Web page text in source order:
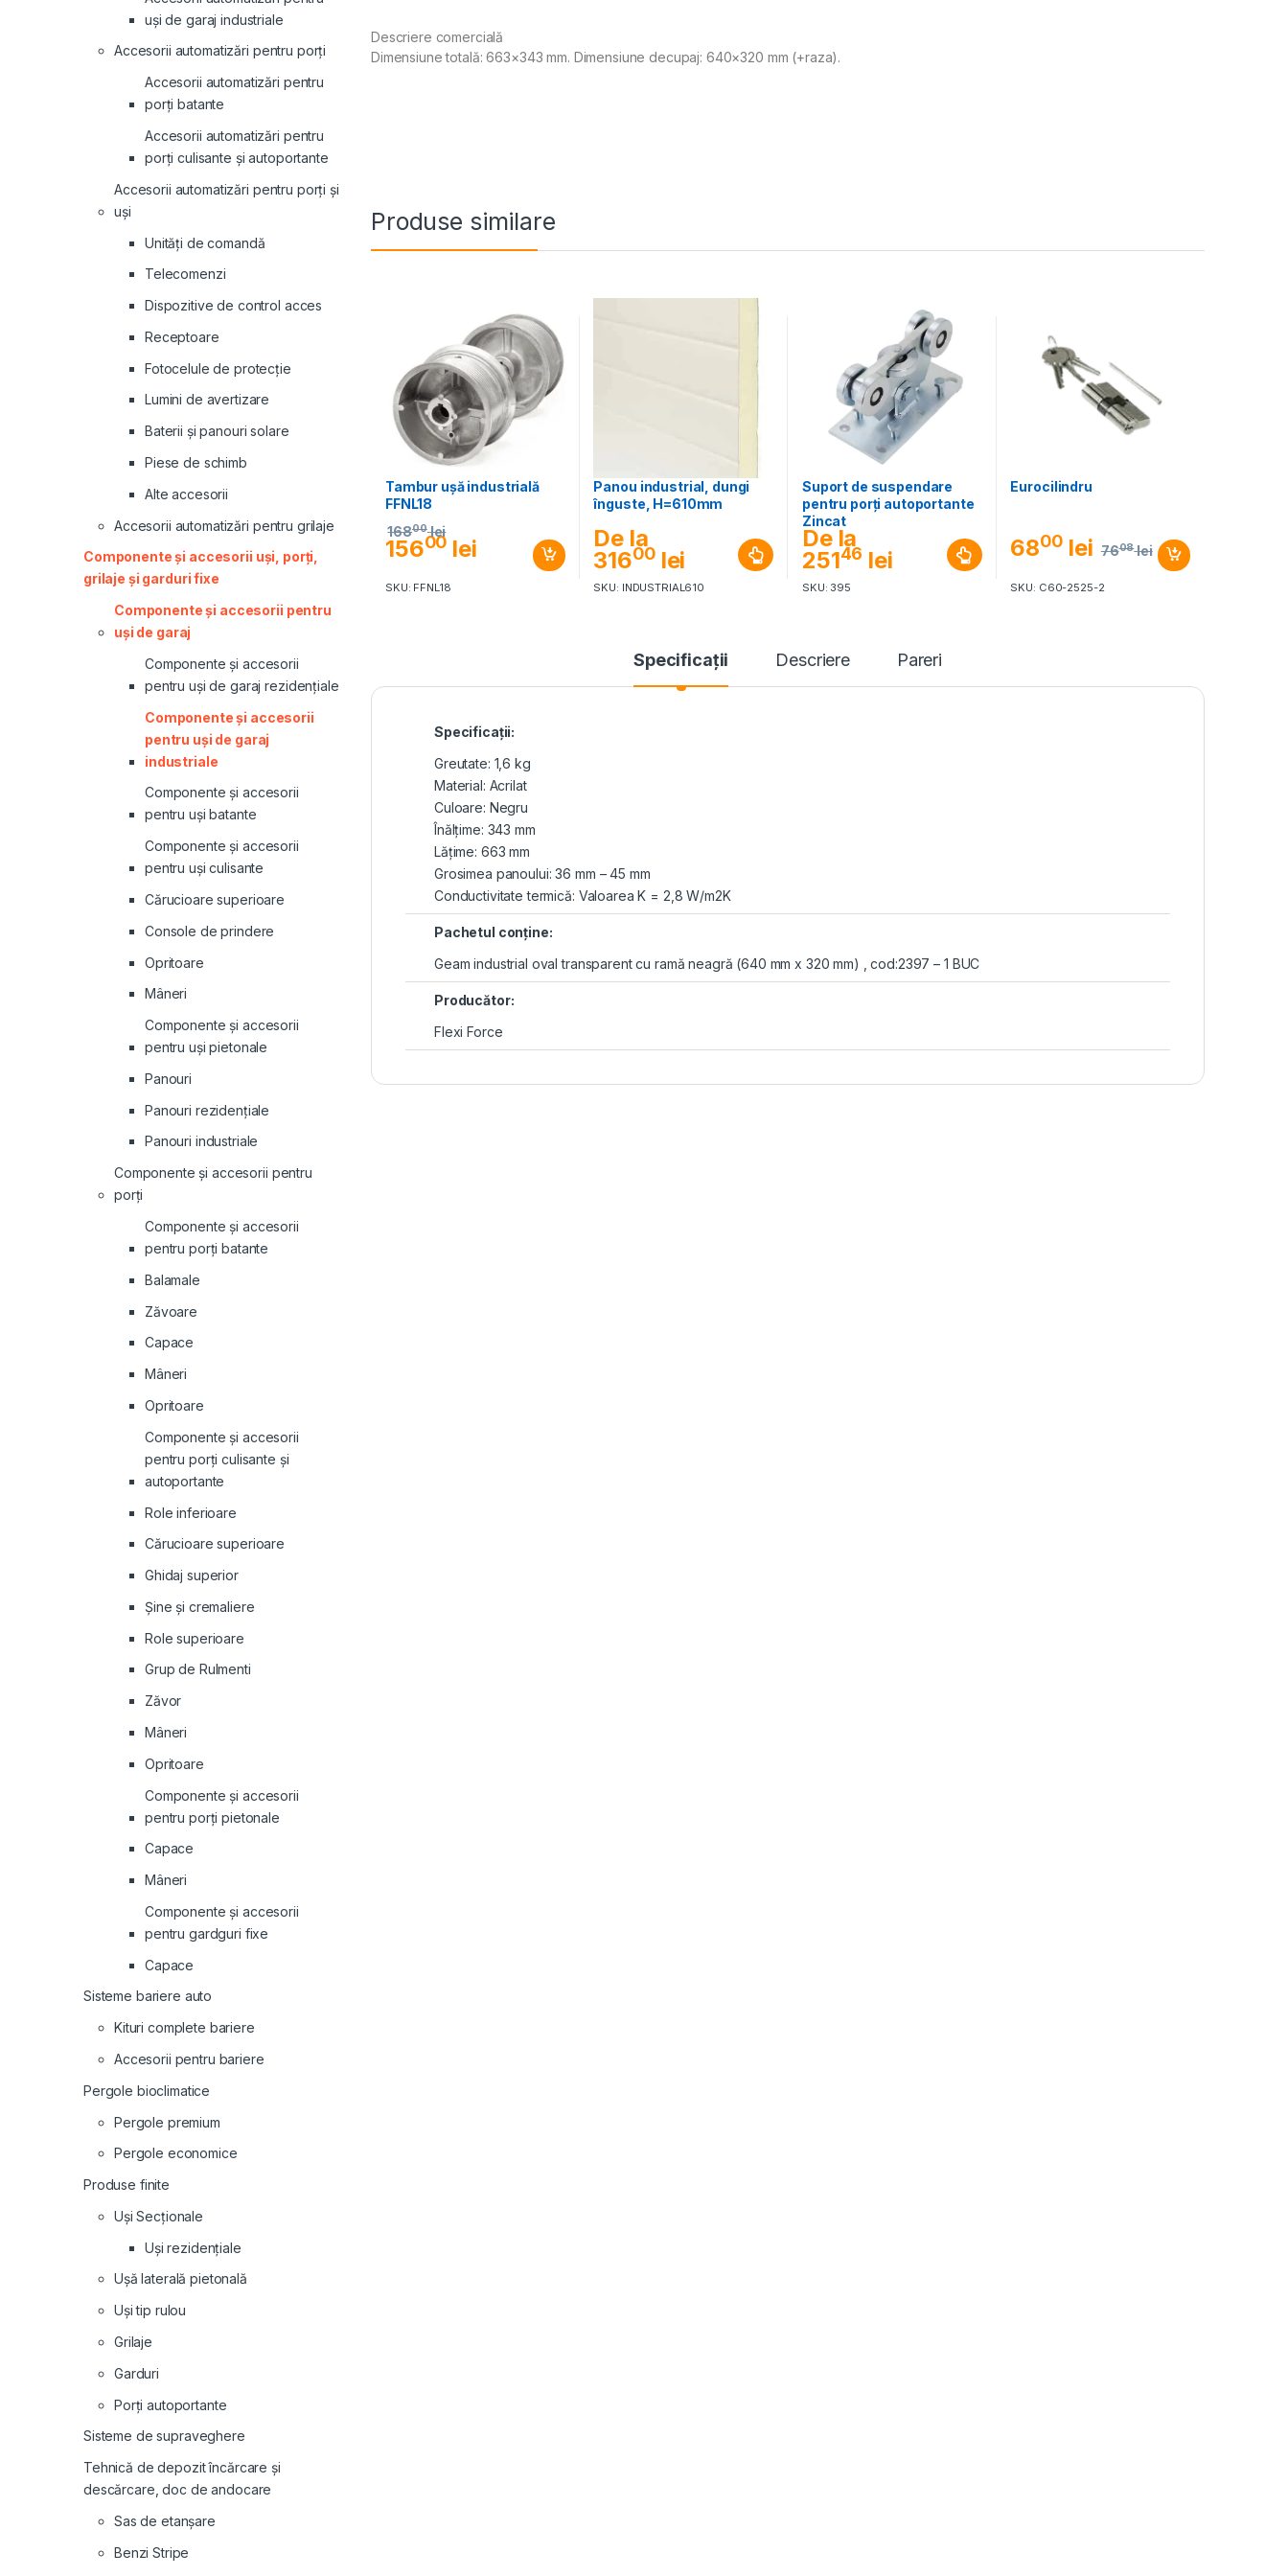
Descriere comercială
Dimensiune totală: 663×343 mm. Dimensiune decupaj: 640×320 mm (+raza).
Produse similare
Tambur uşă industrială
FFNL18
15600 lei
16800 lei
SKU: FFNL18
Panou industrial, dungi
înguste, H=610mm
De la
31600 lei
SKU: INDUSTRIAL610
Suport de suspendare
pentru porți autoportante
Zincat
De la
25146 lei
SKU: 395
Eurocilindru
6800 lei 7608 lei
SKU: C60-2525-2
Specificaţii Descriere Pareri
Specificaţii:
Greutate: 1,6 kg
Material: Acrilat
Culoare: Negru
Înălţime: 343 mm
Lăţime: 663 mm
Grosimea panoului: 36 mm – 45 mm
Conductivitate termică: Valoarea K = 2,8 W/m2K
Pachetul conţine:
Geam industrial oval transparent cu ramă neagră (640 mm x 320 mm) , cod:2397 – 1 BUC
Producător:
Flexi Force
uși de garaj industriale
Accesorii automatizări pentru porți
Accesorii automatizări pentru
porți batante
Accesorii automatizări pentru
porți culisante și autoportante
Accesorii automatizări pentru porți și
uși
Unități de comandă
Telecomenzi
Dispozitive de control acces
Receptoare
Fotocelule de protecție
Lumini de avertizare
Baterii și panouri solare
Piese de schimb
Alte accesorii
Accesorii automatizări pentru grilaje
Componente și accesorii uși, porți,
grilaje și garduri fixe
Componente și accesorii pentru
uși de garaj
Componente și accesorii
pentru uși de garaj rezidențiale
Componente și accesorii
pentru uși de garaj
industriale
Componente și accesorii
pentru uși batante
Componente și accesorii
pentru uși culisante
Cărucioare superioare
Console de prindere
Opritoare
Mâneri
Componente și accesorii
pentru uși pietonale
Panouri
Panouri rezidenţiale
Panouri industriale
Componente și accesorii pentru
porți
Componente și accesorii
pentru porți batante
Balamale
Zăvoare
Capace
Mâneri
Opritoare
Componente și accesorii
pentru porți culisante și
autoportante
Role inferioare
Cărucioare superioare
Ghidaj superior
Şine şi cremaliere
Role superioare
Grup de Rulmenti
Zăvor
Mâneri
Opritoare
Componente și accesorii
pentru porți pietonale
Capace
Mâneri
Componente și accesorii
pentru gardguri fixe
Capace
Sisteme bariere auto
Kituri complete bariere
Accesorii pentru bariere
Pergole bioclimatice
Pergole premium
Pergole economice
Produse finite
Uși Secționale
Uși rezidențiale
Ușă laterală pietonală
Uși tip rulou
Grilaje
Garduri
Porți autoportante
Sisteme de supraveghere
Tehnică de depozit încărcare și
descărcare, doc de andocare
Sas de etanșare
Benzi Stripe